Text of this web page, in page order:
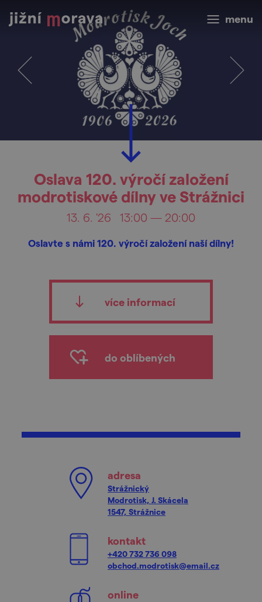
menu
Oslava 120. výročí založení
modrotiskové dílny ve Strážnici
13. 6. '26 13:00 — 20:00
Oslavte s námi 120. výročí založení naší dílny!
více informací
do oblíbených
adresa
Strážnický
Modrotisk, J. Skácela
1547, Strážnice
kontakt
+420 732 736 098
obchod.modrotisk@email.cz
online